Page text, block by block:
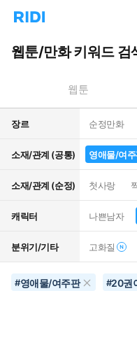
리
홈
으
턴
트
웹툰/만화 키워드 검
웹툰
장르 순정만화
소재/관계 (공통) 영애물/여
소재/관계 (순정) 첫사랑
캐릭터 나쁜남자
분위기/기타 고화질
#영애물/여주판 #20권